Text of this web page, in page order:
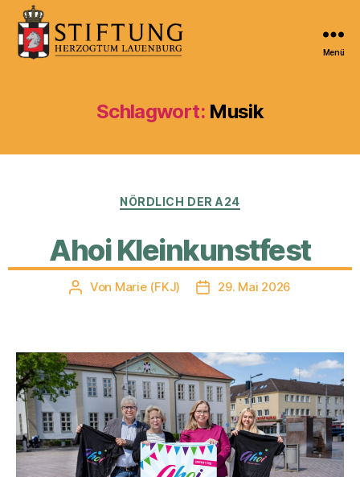
Menü
Schlagwort: Musik
Kategorien
NÖRDLICH DER A24
Ahoi Kleinkunstfest
Beitragsautor
Von Marie (FKJ) Veröffentlichungsdatum
29. Mai 2026